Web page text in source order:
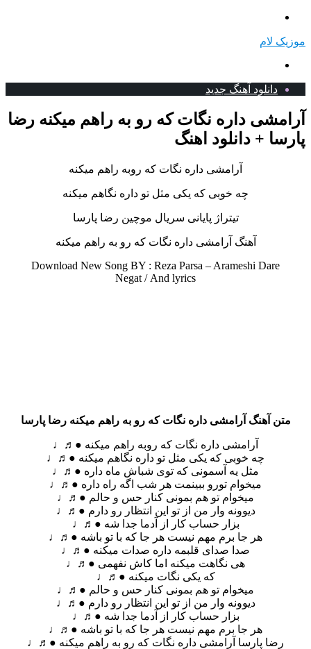
موزیک لام
دانلود آهنگ جدید
آرامشی داره نگات که رو به راهم میکنه رضا
پارسا + دانلود اهنگ
آرامشی داره نگات که روبه راهم میکنه
چه خوبی که یکی مثل تو داره نگاهم میکنه
تیتراژ پایانی سریال موچین رضا پارسا
آهنگ آرامشی داره نگات که رو به راهم میکنه
Download New Song BY : Reza Parsa – Arameshi Dare
Negat / And lyrics
متن آهنگ آرامشی داره نگات که رو به راهم میکنه رضا پارسا
آرامشی داره نگات که روبه راهم میکنه ●♬♩
چه خوبی که یکی مثل تو داره نگاهم میکنه ●♬♩
مثل یه آسمونی که توی شباش ماه داره ●♬♩
میخوام تورو ببینمت هر شب اگه راه داره ●♬♩
میخوام تو هم بمونی کنار حس و حالم ●♬♩
دیوونه وار من از تو این انتظار رو دارم ●♬♩
بزار حساب کار از آدما جدا شه ●♬♩
هر جا برم مهم نیست هر جا که با تو باشه ●♬♩
صدا صدای قلبمه داره صدات میکنه ●♬♩
هی نگاهت میکنه اما کاش نفهمی ●♬♩
که یکی نگات میکنه ●♬♩
میخوام تو هم بمونی کنار حس و حالم ●♬♩
دیوونه وار من از تو این انتظار رو دارم ●♬♩
بزار حساب کار از آدما جدا شه ●♬♩
هر جا برم مهم نیست هر جا که با تو باشه ●♬♩
رضا پارسا آرامشی داره نگات که رو به راهم میکنه ●♬♩